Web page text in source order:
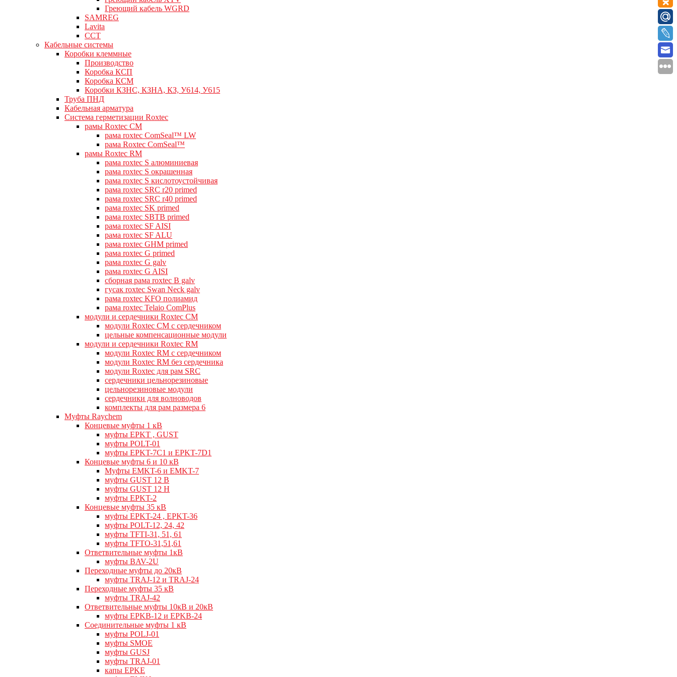
Греющий кабель WGRD
SAMREG
Lavita
CCT
Кабельные системы
Коробки клеммные
Производство
Коробка КСП
Коробка КСМ
Коробки КЗНС, КЗНА, КЗ, У614, У615
Труба ПНД
Кабельная арматура
Система герметизации Roxtec
рамы Roxtec CM
рама roxtec ComSeal™ LW
рама Roxtec ComSeal™
рамы Roxtec RM
рама roxtec S алюминиевая
рама roxtec S окрашенная
рама roxtec S кислотоустойчивая
рама roxtec SRC r20 primed
рама roxtec SRC r40 primed
рама roxtec SK primed
рама roxtec SBTB primed
рама roxtec SF AISI
рама roxtec SF ALU
рама roxtec GHM primed
рама roxtec G primed
рама roxtec G galv
рама roxtec G AISI
сборная рама roxtec B galv
гусак roxtec Swan Neck galv
рама roxtec KFO полиамид
рама roxtec Telaio ComPlus
модули и сердечники Roxtec CM
модули Roxtec CM с сердечником
цельные компенсационные модули
модули и сердечники Roxtec RM
модули Roxtec RM с сердечником
модули Roxtec RM без сердечника
модули Roxtec для рам SRC
сердечники цельнорезиновые
цельнорезиновые модули
сердечники для волноводов
комплекты для рам размера 6
Муфты Raychem
Концевые муфты 1 кВ
муфты EPKT , GUST
муфты POLT-01
муфты EPKT-7C1 и EPKT-7D1
Концевые муфты 6 и 10 кВ
Муфты EMKT-6 и EMKT-7
муфты GUST 12 В
муфты GUST 12 Н
муфты EPKT-2
Концевые муфты 35 кВ
муфты EPKT-24 , EPKT-36
муфты POLT-12, 24, 42
муфты TFTI-31, 51, 61
муфты TFTO-31,51,61
Ответвительные муфты 1кВ
муфты BAV-2U
Переходные муфты до 20кВ
муфты TRAJ-12 и TRAJ-24
Переходные муфты 35 кВ
муфты TRAJ-42
Ответвительные муфты 10кВ и 20кВ
муфты EPKB-12 и EPKB-24
Cоединительные муфты 1 кВ
муфты POLJ-01
муфты SMOE
муфты GUSJ
муфты TRAJ-01
капы EPKE